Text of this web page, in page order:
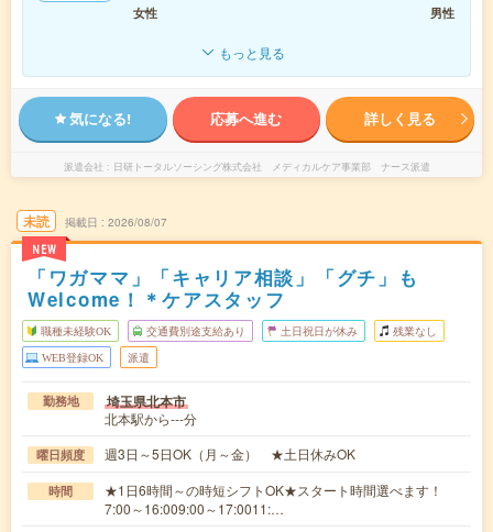
女性
男性
もっと見る
気になる! 応募へ進む 詳しく見る
派遣会社 日研トータルソーシング株式会社 メディカルケア事業部 ナース派遣
未読
NEW
掲載日 2026/08/07
「ワガママ」「キャリア相談」「グチ」も
Welcome！＊ケアスタッフ
職種未経験OK 交通費別途支給あり 土日祝日が休み 残業なし
WEB登録OK 派遣
勤務地 埼玉県北本市
北本駅から---分
曜日頻度 週3日～5日OK（月～金） ★土日休みOK
時間
★1日6時間～の時短シフトOK★スタート時間選べます！
7:00～16:009:00～17:0011:…